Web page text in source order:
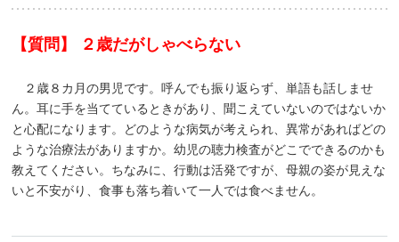
【質問】 ２歳だがしゃべらない
２歳８カ月の男児です。呼んでも振り返らず、単語も話しませ
ん。耳に手を当てているときがあり、聞こえていないのではないか
と心配になります。どのような病気が考えられ、異常があればどの
ような治療法がありますか。幼児の聴力検査がどこでできるのかも
教えてください。ちなみに、行動は活発ですが、母親の姿が見えな
いと不安がり、食事も落ち着いて一人では食べません。